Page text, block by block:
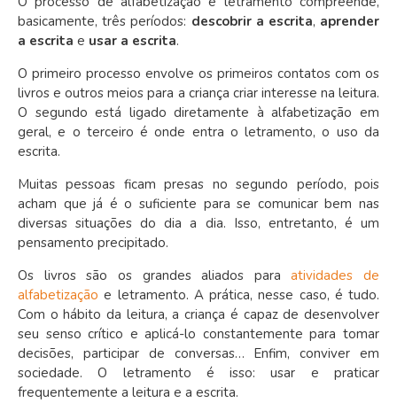
basicamente, três períodos: descobrir a escrita, aprender
a escrita e usar a escrita.
O primeiro processo envolve os primeiros contatos com os
livros e outros meios para a criança criar interesse na leitura.
O segundo está ligado diretamente à alfabetização em
geral, e o terceiro é onde entra o letramento, o uso da
escrita.
Muitas pessoas ficam presas no segundo período, pois
acham que já é o suficiente para se comunicar bem nas
diversas situações do dia a dia. Isso, entretanto, é um
pensamento precipitado.
Os livros são os grandes aliados paraatividades de
alfabetização e letramento. A prática, nesse caso, é tudo.
Com o hábito da leitura, a criança é capaz de desenvolver
seu senso crítico e aplicá-lo constantemente para tomar
decisões, participar de conversas… Enfim, conviver em
sociedade. O letramento é isso: usar e praticar
frequentemente a leitura e a escrita.